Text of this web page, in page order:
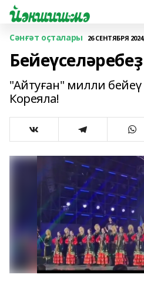
Сәнғәт оҫталары 26 СЕНТЯБРЯ
"Айтуған" милли бейеү
Кореяла!